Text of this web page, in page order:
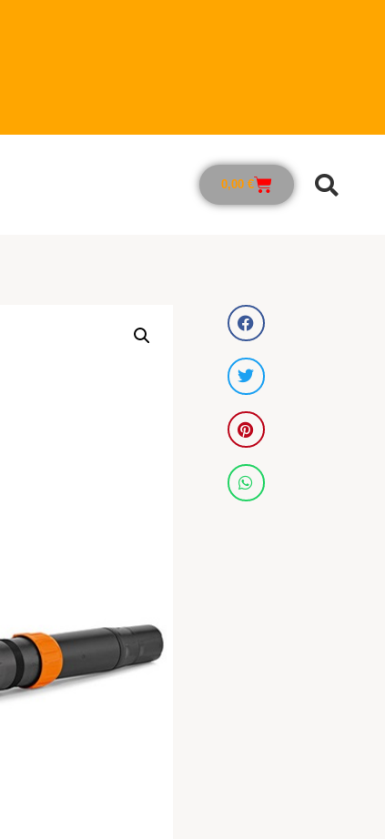
0,00 €